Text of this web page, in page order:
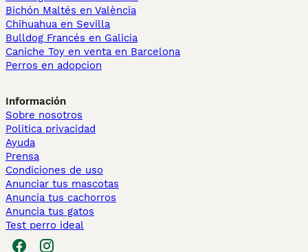
Bichón Maltés en València
Chihuahua en Sevilla
Bulldog Francés en Galicia
Caniche Toy en venta en Barcelona
Perros en adopcion
Información
Sobre nosotros
Politica privacidad
Ayuda
Prensa
Condiciones de uso
Anunciar tus mascotas
Anuncia tus cachorros
Anuncia tus gatos
Test perro ideal